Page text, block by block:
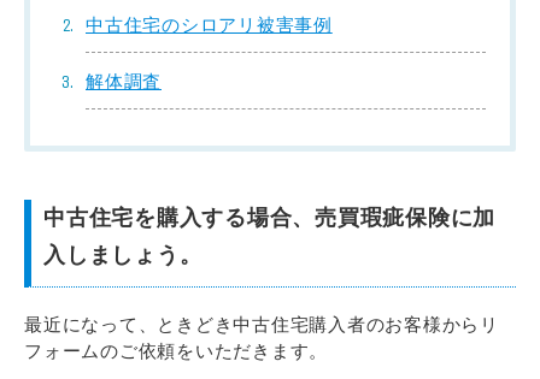
中古住宅のシロアリ被害事例
解体調査
中古住宅を購入する場合、売買瑕疵保険に加
入しましょう。
最近になって、ときどき中古住宅購入者のお客様からリ
フォームのご依頼をいただきます。